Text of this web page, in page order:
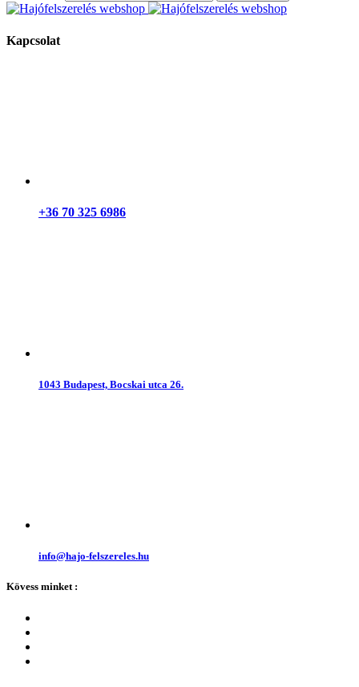
Kapcsolat
+36 70 325 6986
1043 Budapest, Bocskai utca 26.
info@hajo-felszereles.hu
Kövess minket :